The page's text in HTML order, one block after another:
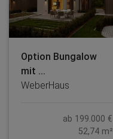
Option Bungalow
mit ...
WeberHaus
ab 199.000 €
52,74 m²